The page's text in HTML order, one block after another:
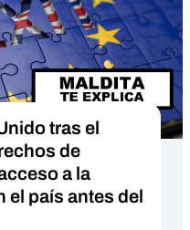
tras el
de
a la
el país antes del